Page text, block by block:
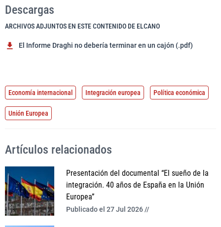
Descargas
ARCHIVOS ADJUNTOS EN ESTE CONTENIDO DE ELCANO
El Informe Draghi no debería terminar en un cajón (.pdf)
Economía internacional Integración europea Política económica
Unión Europea
Artículos relacionados
Presentación del documental “El sueño de la
integración. 40 años de España en la Unión
Europea”
Publicado el 27 Jul 2026 //